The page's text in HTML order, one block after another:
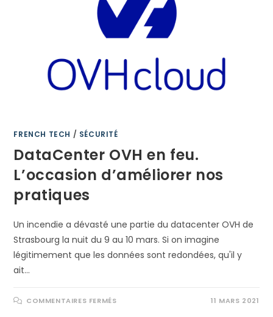
FRENCH TECH / SÉCURITÉ
DataCenter OVH en feu.
L’occasion d’améliorer nos
pratiques
Un incendie a dévasté une partie du datacenter OVH de
Strasbourg la nuit du 9 au 10 mars. Si on imagine
légitimement que les données sont redondées, qu'il y
ait…
COMMENTAIRES FERMÉSSUR 11 MARS 2021